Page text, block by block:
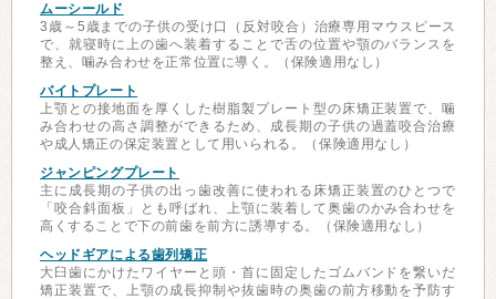
ムーシールド
3歳～5歳までの子供の受け口（反対咬合）治療専用マウスピース
で、就寝時に上の歯へ装着することで舌の位置や顎のバランスを
整え、噛み合わせを正常位置に導く。（保険適用なし）
バイトプレート
上顎との接地面を厚くした樹脂製プレート型の床矯正装置で、噛
み合わせの高さ調整ができるため、成長期の子供の過蓋咬合治療
や成人矯正の保定装置として用いられる。（保険適用なし）
ジャンピングプレート
主に成長期の子供の出っ歯改善に使われる床矯正装置のひとつで
「咬合斜面板」とも呼ばれ、上顎に装着して奥歯のかみ合わせを
高くすることで下の前歯を前方に誘導する。（保険適用なし）
ヘッドギアによる歯列矯正
大臼歯にかけたワイヤーと頭・首に固定したゴムバンドを繋いだ
矯正装置で、上顎の成長抑制や抜歯時の奥歯の前方移動を予防す